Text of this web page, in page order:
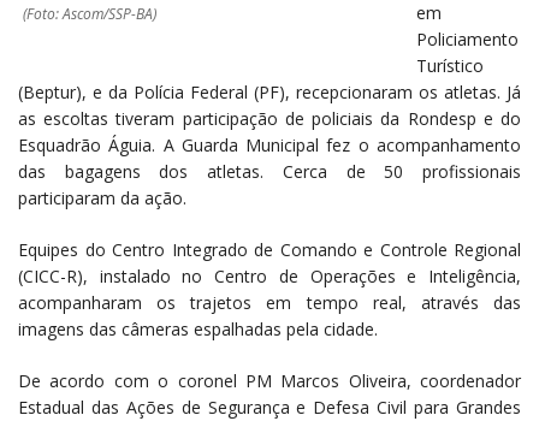
(Foto: Ascom/SSP-BA)
em
Policiamento
Turístico
(Beptur), e da Polícia Federal (PF), recepcionaram os atletas. Já
as escoltas tiveram participação de policiais da Rondesp e do
Esquadrão Águia. A Guarda Municipal fez o acompanhamento
das bagagens dos atletas. Cerca de 50 profissionais
participaram da ação.
Equipes do Centro Integrado de Comando e Controle Regional
(CICC-R), instalado no Centro de Operações e Inteligência,
acompanharam os trajetos em tempo real, através das
imagens das câmeras espalhadas pela cidade.
De acordo com o coronel PM Marcos Oliveira, coordenador
Estadual das Ações de Segurança e Defesa Civil para Grandes